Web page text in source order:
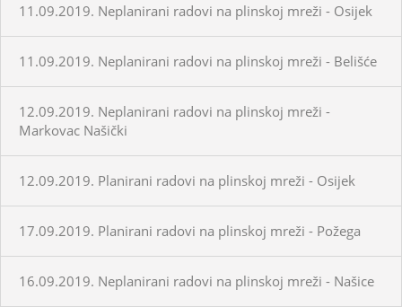
11.09.2019. Neplanirani radovi na plinskoj mreži - Osijek
11.09.2019. Neplanirani radovi na plinskoj mreži - Belišće
12.09.2019. Neplanirani radovi na plinskoj mreži -
Markovac Našički
12.09.2019. Planirani radovi na plinskoj mreži - Osijek
17.09.2019. Planirani radovi na plinskoj mreži - Požega
16.09.2019. Neplanirani radovi na plinskoj mreži - Našice